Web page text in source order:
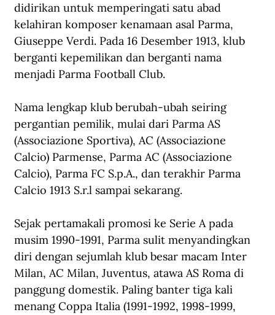
didirikan untuk memperingati satu abad
kelahiran komposer kenamaan asal Parma,
Giuseppe Verdi. Pada 16 Desember 1913, klub
berganti kepemilikan dan berganti nama
menjadi Parma Football Club.
Nama lengkap klub berubah-ubah seiring
pergantian pemilik, mulai dari Parma AS
(Associazione Sportiva), AC (Associazione
Calcio) Parmense, Parma AC (Associazione
Calcio), Parma FC S.p.A., dan terakhir Parma
Calcio 1913 S.r.l sampai sekarang.
Sejak pertamakali promosi ke Serie A pada
musim 1990-1991, Parma sulit menyandingkan
diri dengan sejumlah klub besar macam Inter
Milan, AC Milan, Juventus, atawa AS Roma di
panggung domestik. Paling banter tiga kali
menang Coppa Italia (1991-1992, 1998-1999,